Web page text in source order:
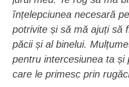
înțelepciunea necesară
potrivite și să mă ajuți să
păcii și al binelui.
pentru intercesiunea ta și
care le primesc prin